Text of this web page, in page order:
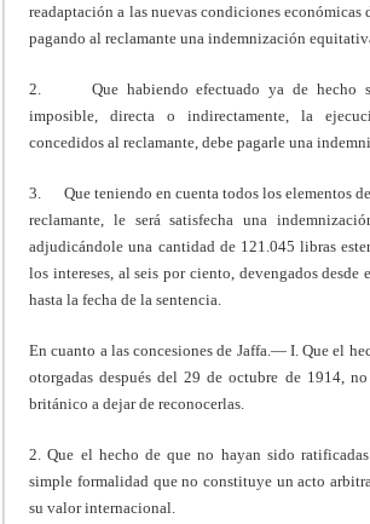
readaptación a las nuevas condiciones económicas
pagando al reclamante una indemnización
2. Que habiendo efectuado ya de hecho
imposible, directa o indirectamente, la
concedidos al reclamante, debe pagarle una
3. Que teniendo en cuenta todos los elementos
reclamante, le será satisfecha una
adjudicándole una cantidad de 121.045 libras
los intereses, al seis por ciento, devengados
hasta la fecha de la sentencia.
En cuanto a las concesiones de Jaffa.— I. Que el
otorgadas después del 29 de octubre de 1914,
británico a dejar de reconocerlas.
2. Que el hecho de que no hayan sido
simple formalidad que no constituye un acto
su valor internacional.